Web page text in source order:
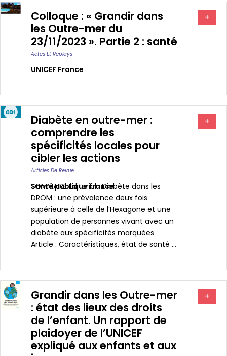
Colloque : « Grandir dans
les Outre-mer du
23/11/2023 ». Partie 2 : santé
Actes Et Replays
UNICEF France
+
Diabète en outre-mer :
comprendre les
spécificités locales pour
cibler les actions
Articles De Revue
Santé publique france
SOMMAIRE Editorial : Diabète dans les
DROM : une prévalence deux fois
supérieure à celle de l’Hexagone et une
population de personnes vivant avec un
diabète aux spécificités marquées
Article : Caractéristiques, état de santé ...
+
Grandir dans les Outre-mer
: état des lieux des droits
de l’enfant. Un rapport de
plaidoyer de l’UNICEF
expliqué aux enfants et aux
+